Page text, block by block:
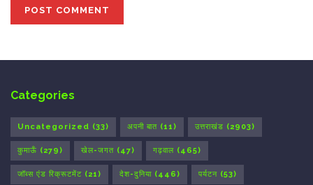
Categories
Uncategorized (33) अपनी बात (11) उत्तराखंड (2903)
कुमाऊँ (279) खेल-जगत (47) गढ़वाल (465)
जॉब्स एंड रिक्रूटमेंट (21) देश-दुनिया (446) पर्यटन (53)